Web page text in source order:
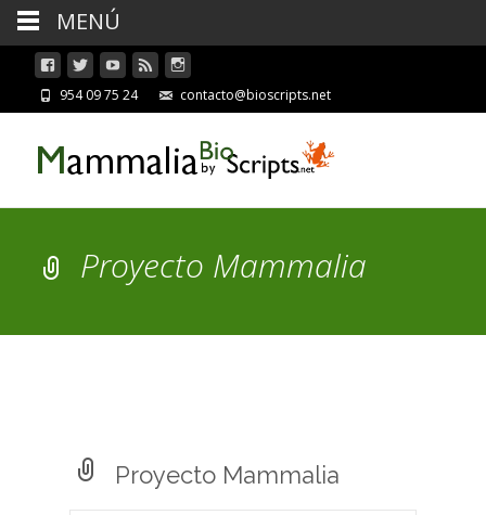
954 09 75 24 contacto@bioscripts.net
Proyecto Mammalia
Proyecto Mammalia
MENÚ